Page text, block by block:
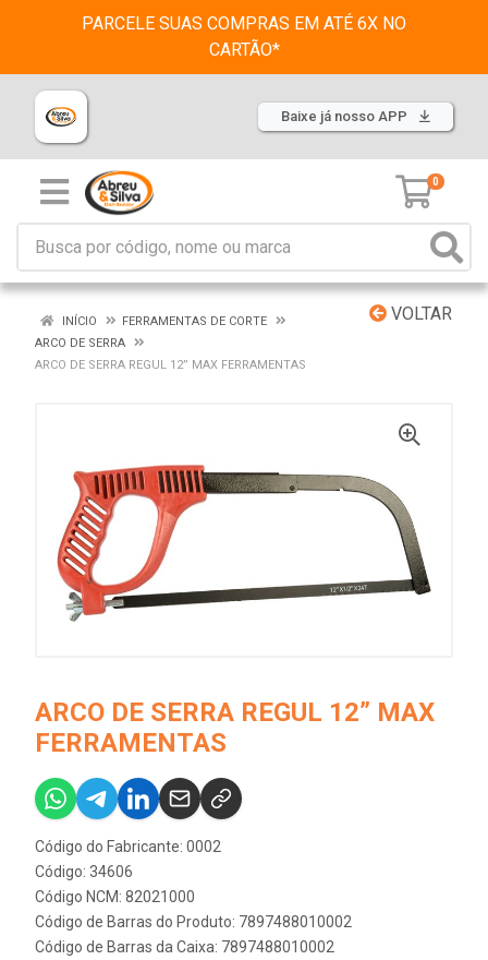
PARCELE SUAS COMPRAS EM ATÉ 6X NO
CARTÃO*
Baixe já nosso APP
0
VOLTAR
INÍCIO
FERRAMENTAS DE CORTE
ARCO DE SERRA
ARCO DE SERRA REGUL 12” MAX FERRAMENTAS
ARCO DE SERRA REGUL 12” MAX
FERRAMENTAS
Código do Fabricante: 0002
Código: 34606
Código NCM: 82021000
Código de Barras do Produto: 7897488010002
Código de Barras da Caixa: 7897488010002